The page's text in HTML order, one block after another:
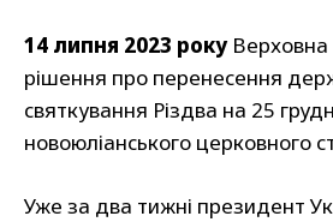
14 липня 2023 рокуВерховна
рішення про перенесення
святкування Різдва на 25
новоюліанського церковного
Уже за два тижні президент